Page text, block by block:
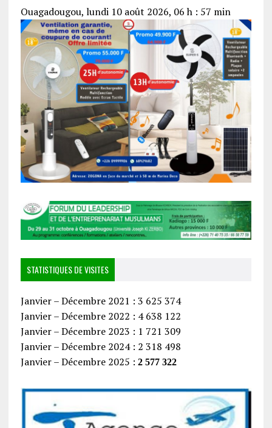
Ouagadougou, lundi 10 août 2026, 06 h : 57 min
STATISTIQUES DE VISITES
Janvier – Décembre 2021 : 3 625 374
Janvier – Décembre 2022 : 4 638 122
Janvier – Décembre 2023 : 1 721 309
Janvier – Décembre 2024 : 2 318 498
Janvier – Décembre 2025 : 2 577 322